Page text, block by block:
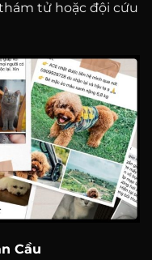
tử hoặc đội cứu
Cầu